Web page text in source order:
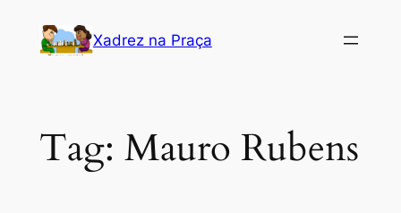
Xadrez na Praça
Tag: Mauro Rubens